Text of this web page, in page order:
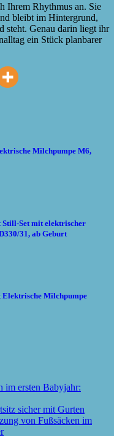
Ihrem Rhythmus an. Sie
bleibt im Hintergrund,
steht. Genau darin liegt ihr
ein Stück planbarer
Milchpumpe M6,
Set mit elektrischer
31, ab Geburt
Milchpumpe
im ersten Babyjahr: